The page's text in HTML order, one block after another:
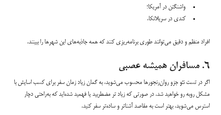
واشنگتن در آمریکا؛
کندی در سریلانکا.
افراد منظم و دقیق می‌توانند طوری برنامه‌ریزی کنند که همه جاذبه‌های این شهرها را ببینند.
۶. مسافران همیشه عصبی
اگر در تست نئو جزو روان‌رنجور‌ها محسوب می‌شوید، به گمان زیاد زمان سفر برای کسب اسایش با
مشکل روبه رو خواهید شد. در صورتی که زیاد تر مضطربید یا فهمید شده‌اید که به‌راحتی دچار
استرس می‌شوید، بهتر است به مقاصد آشناتر و ساده‌تر سفر کنید.